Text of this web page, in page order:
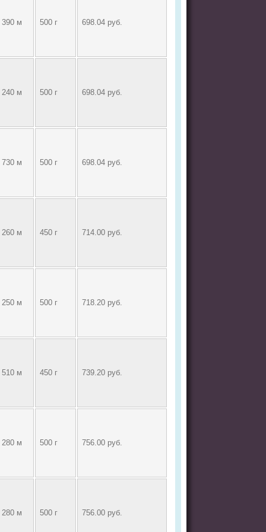
390 м 500 г 698.04 руб.
240 м 500 г 698.04 руб.
730 м 500 г 698.04 руб.
260 м 450 г 714.00 руб.
250 м 500 г 718.20 руб.
510 м 450 г 739.20 руб.
280 м 500 г 756.00 руб.
280 м 500 г 756.00 руб.